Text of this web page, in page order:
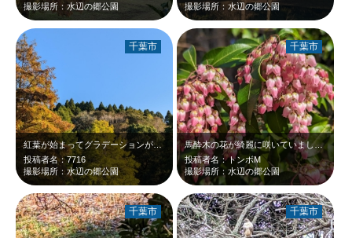
撮影場所：水辺の郷公園
撮影場所：水辺の郷公園
紅葉が始まってグラデーションが綺麗でした。
投稿者名：7716
撮影場所：水辺の郷公園
千葉市
馬酔木の花が綺麗に咲いていました。ピンクは珍しいのかな？
投稿者名：トンボM
撮影場所：水辺の郷公園
千葉市
千葉市 千葉市